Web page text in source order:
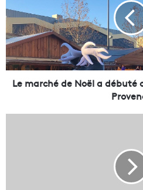
a
r
c
h
é
d
Le marché de Noël a débuté